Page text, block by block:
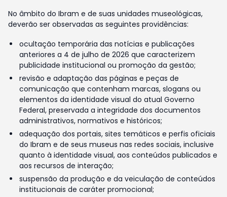
No âmbito do Ibram e de suas unidades museológicas,
deverão ser observadas as seguintes providências:
ocultação temporária das notícias e publicações
anteriores a 4 de julho de 2026 que caracterizem
publicidade institucional ou promoção da gestão;
revisão e adaptação das páginas e peças de
comunicação que contenham marcas, slogans ou
elementos da identidade visual do atual Governo
Federal, preservada a integridade dos documentos
administrativos, normativos e históricos;
adequação dos portais, sites temáticos e perfis oficiais
do Ibram e de seus museus nas redes sociais, inclusive
quanto à identidade visual, aos conteúdos publicados e
aos recursos de interação;
suspensão da produção e da veiculação de conteúdos
institucionais de caráter promocional;